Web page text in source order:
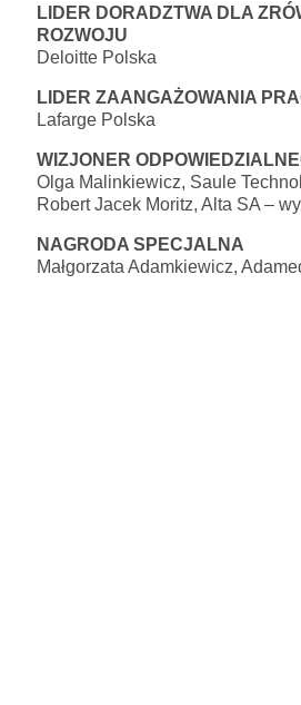
LIDER DORADZTWA DLA
ROZWOJU
Deloitte Polska
LIDER ZAANGAŻOWANIA
Lafarge Polska
WIZJONER
Olga Malinkiewicz, Saule
Robert Jacek Moritz, Alta SA –
NAGRODA SPECJALNA
Małgorzata Adamkiewicz,